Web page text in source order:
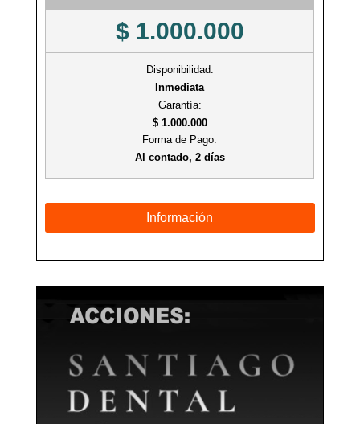
$ 1.000.000
Disponibilidad:
Inmediata
Garantía:
$ 1.000.000
Forma de Pago:
Al contado, 2 días
Información